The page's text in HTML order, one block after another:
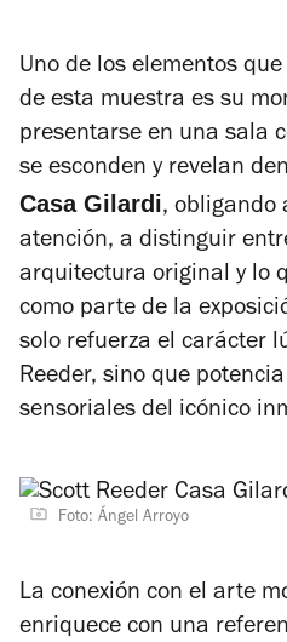
Uno de los elementos
de esta muestra es su
presentarse en una sala
se esconden y revelan
Casa Gilardi, obligando
atención, a distinguir
arquitectura original y lo
como parte de la
solo refuerza el carácter
Reeder, sino que
sensoriales del icónico
Foto: Ángel Arroyo
La conexión con el arte
enriquece con una